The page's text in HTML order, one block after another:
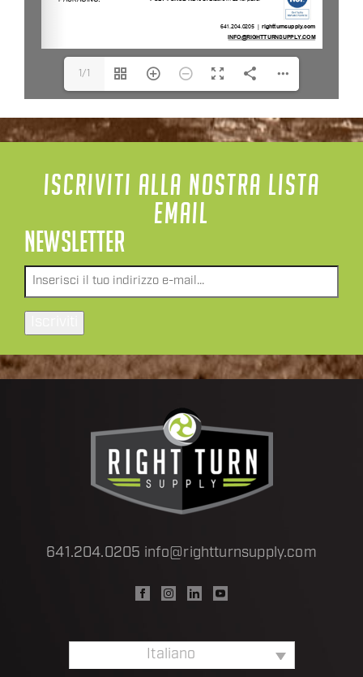
1/1
ISCRIVITI ALLA NOSTRA LISTA
EMAIL
NEWSLETTER
Email*
641.204.0205 info@rightturnsupply.com
Italiano